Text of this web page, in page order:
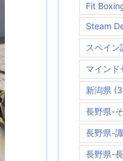
Fit
Steam
スペイン
マインド
新潟県
長野県-
長野県-
長野県-